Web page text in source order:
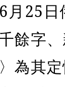
月25
餘字
為其